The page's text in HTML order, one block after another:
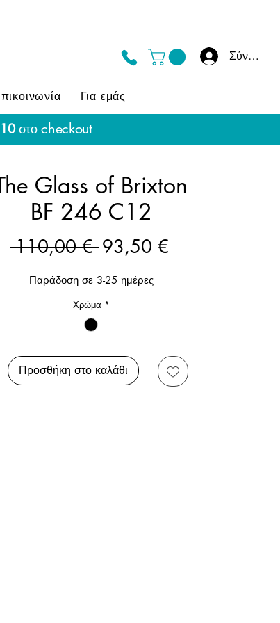
Σύνδεση
Για εμάς
στοcheckout
Glass of Brixton
BF 246 C12
110,00 € Κανονική
93,50 €
Παράδοση σε 3-25 ημέρες
Χρώμα *
Προσθήκη στο καλάθι